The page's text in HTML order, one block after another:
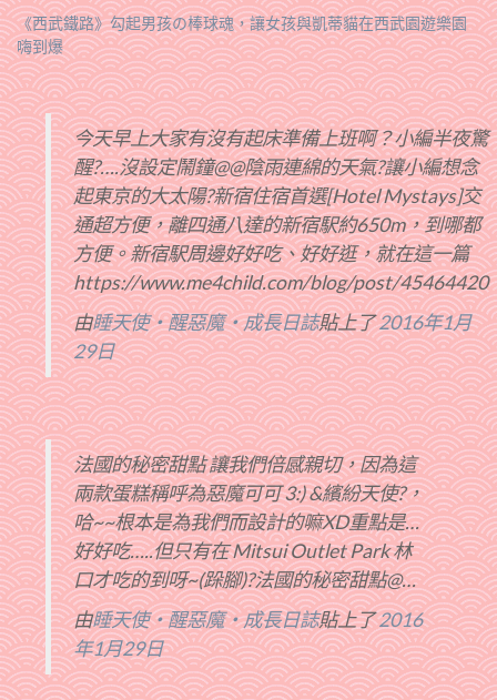
《西武鐵路》勾起男孩の棒球魂，讓女孩與凱蒂貓在西武園遊樂園
嗨到爆
今天早上大家有沒有起床準備上班啊？小編半夜驚
醒?….沒設定鬧鐘@@陰雨連綿的天氣?讓小編想念
起東京的大太陽?新宿住宿首選[Hotel Mystays]交
通超方便，離四通八達的新宿駅約650m，到哪都
方便。新宿駅周邊好好吃、好好逛，就在這一篇
https://www.me4child.com/blog/post/45464420
由睡天使‧醒惡魔‧成長日誌貼上了2016年1月
29日
法國的秘密甜點 讓我們倍感親切，因為這
兩款蛋糕稱呼為惡魔可可 3:) &繽紛天使?，
哈~~根本是為我們而設計的嘛XD重點是…
好好吃…..但只有在 Mitsui Outlet Park 林
口才吃的到呀~(跺腳)?法國的秘密甜點@…
由睡天使‧醒惡魔‧成長日誌貼上了2016
年1月29日